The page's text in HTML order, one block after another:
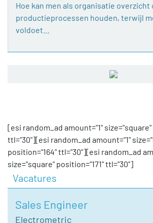
Hoe kan men als organisatie overzicht
productieprocessen houden, terwijl
voldoet…
[esi random_ad amount="1"
ttl="30"][esi random_ad amount="1"
position="164" ttl="30"][esi random_ad
size="square" position="171" ttl="30"]
Vacatures
Sales Engineer
Electrometric